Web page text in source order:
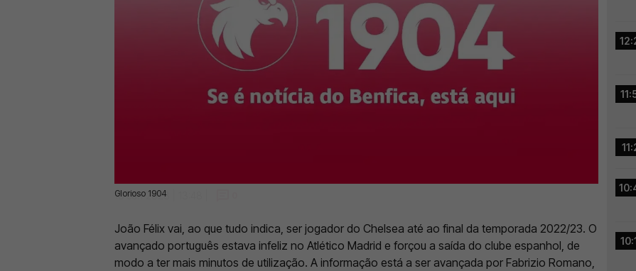
Glorioso 1904
10 Jan 2023 | 13:48 |
João Félix vai, ao que tudo indica, ser jogador do Chelsea até ao final da temporada 2022/23. O
avançado português estava infeliz no Atlético Madrid e forçou a saída do clube espanhol, de
modo a ter mais minutos de utilização. A informação está a ser avançada por Fabrizio Romano,